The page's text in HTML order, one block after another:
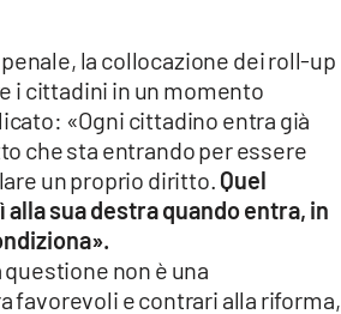
la collocazione dei roll-up
i cittadini in un momento
«Ogni cittadino entra già
che sta entrando per essere
un proprio diritto. Quel
sua destra quando entra, in
non è una
favorevoli e contrari alla riforma,